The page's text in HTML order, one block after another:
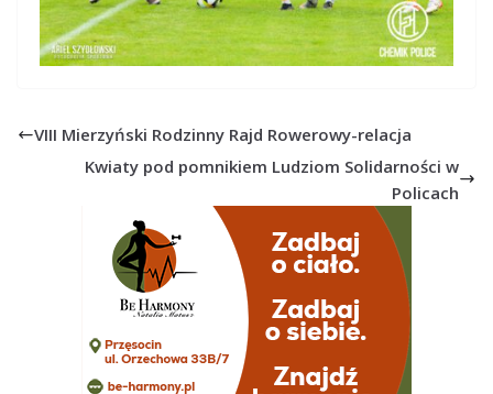
VIII Mierzyński Rodzinny Rajd Rowerowy-relacja
Kwiaty pod pomnikiem Ludziom Solidarności w
Policach